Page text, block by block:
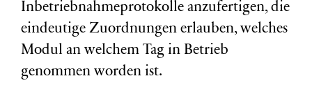
Inbetriebnahmeprotokolle anzufertigen, die
eindeutige Zuordnungen erlauben, welches
Modul an welchem Tag in Betrieb
genommen worden ist.